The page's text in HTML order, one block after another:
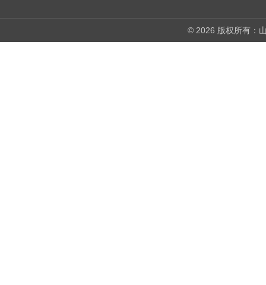
© 2026 版权所有：